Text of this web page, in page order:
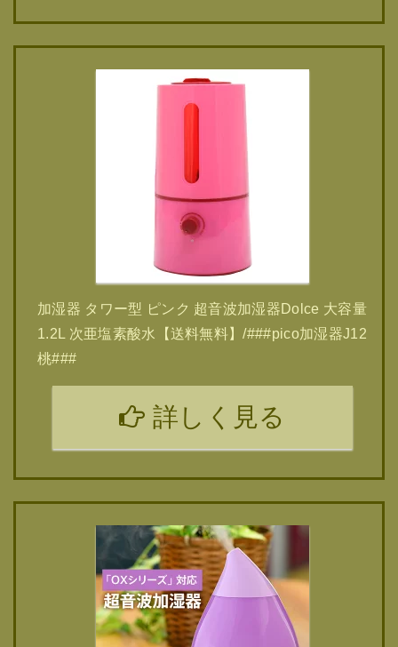
加湿器 タワー型 ピンク 超音波加湿器Dolce 大容量
1.2L 次亜塩素酸水【送料無料】/###pico加湿器J12
桃###
詳しく見る